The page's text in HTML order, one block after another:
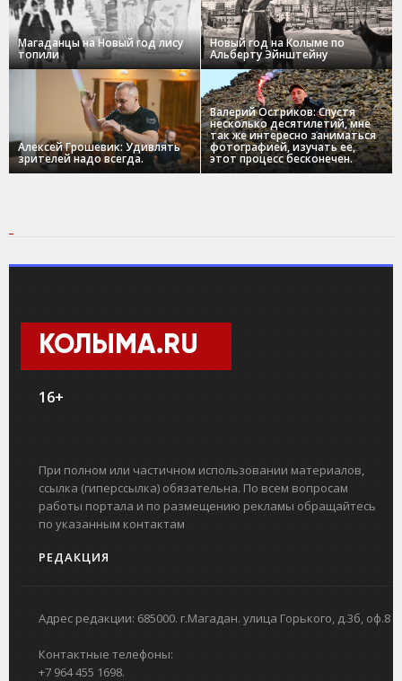
Магаданцы на Новый год лису
топили
Новый год на Колыме по
Альберту Эйнштейну
Алексей Грошевик: Удивлять
зрителей надо всегда.
Валерий Остриков: Спустя
несколько десятилетий, мне
так же интересно заниматься
фотографией, изучать ее,
этот процесс бесконечен.
КОЛЫМА.RU
16+
При полном или частичном использовании материалов,
ссылка (гиперссылка) обязательна. По всем вопросам
работы портала и по размещению рекламы обращайтесь
по указанным контактам
РЕДАКЦИЯ
Адрес редакции: 685000. г.Магадан. улица Горького, д.3б, оф.8
Контактные телефоны:
+7 964 455 1698.